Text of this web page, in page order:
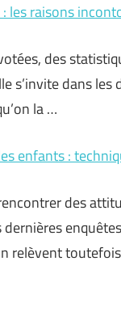
les raisons
des
s’invite dans
la …
enfants :
des
relèvent